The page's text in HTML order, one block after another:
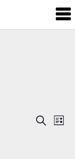
Keresett
Lista